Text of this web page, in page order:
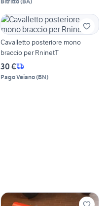
Cavalletto posteriore mono
braccio per RninetT
30 €
Pago Veiano(BN)